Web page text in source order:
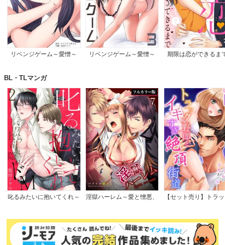
リベンジゲーム～愛憎～
リベンジゲーム～愛憎～
期限は恋ができるま
BL・TLマンガ
叱るみたいに抱いてくれ～
淫獄ハーレム～愛と憎悪、
【セット売り】トラ
ナカまで深く…